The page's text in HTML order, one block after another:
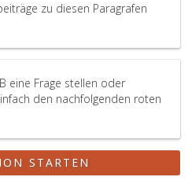
zu diesen Paragrafen
eine Frage stellen oder
den nachfolgenden roten
STARTEN